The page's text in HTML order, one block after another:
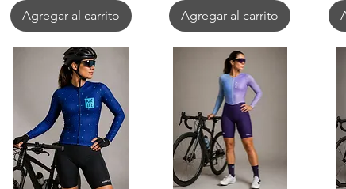
Agregar al carrito Agregar al carrito